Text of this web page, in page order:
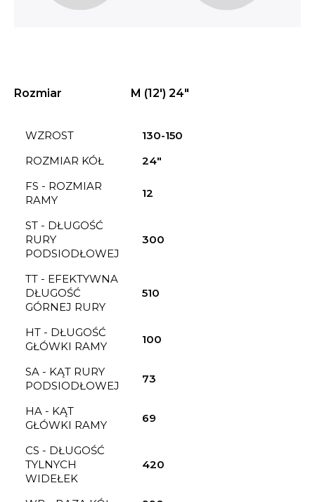
Rozmiar M (12') 24"
WZROST
130-150
ROZMIAR KÓŁ
24"
FS - ROZMIAR
RAMY
12
ST - DŁUGOŚĆ
RURY
PODSIODŁOWEJ
300
TT - EFEKTYWNA
DŁUGOŚĆ
GÓRNEJ RURY
510
HT - DŁUGOŚĆ
GŁÓWKI RAMY
100
SA - KĄT RURY
PODSIODŁOWEJ
73
HA - KĄT
GŁÓWKI RAMY
69
CS - DŁUGOŚĆ
TYLNYCH
WIDEŁEK
420